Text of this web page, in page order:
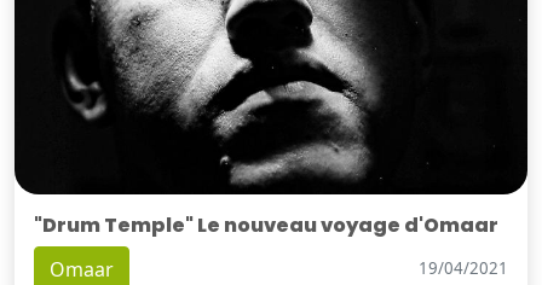
"Drum Temple" Le nouveau voyage d'Omaar
Omaar 19/04/2021